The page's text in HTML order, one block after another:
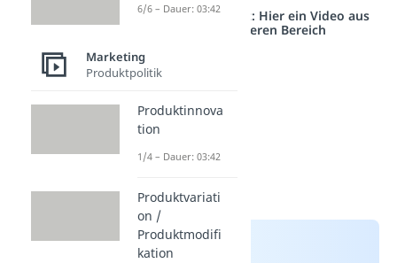
Studyflix vernetzt: Hier ein Video aus
einem anderen Bereich
6/6 – Dauer: 03:42
Marketing
Produktpolitik
Produktinnova
tion
1/4 – Dauer: 03:42
Produktvariati
on /
Produktmodifi
kation